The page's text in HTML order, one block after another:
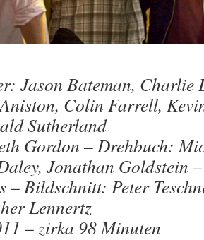
Jason Bateman, Charlie
Colin Farrell,
Sutherland
Gordon – Drehbuch:
Jonathan Goldstein
– Bildschnitt: Peter
Lennertz
– zirka 98 Minuten